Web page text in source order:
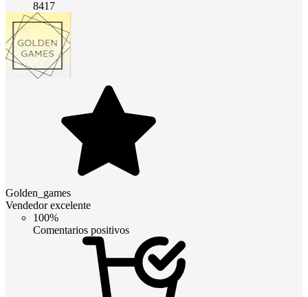
8417
Golden_games
Vendedor excelente
100%
Comentarios positivos